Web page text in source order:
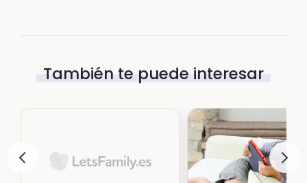
También te puede interesar